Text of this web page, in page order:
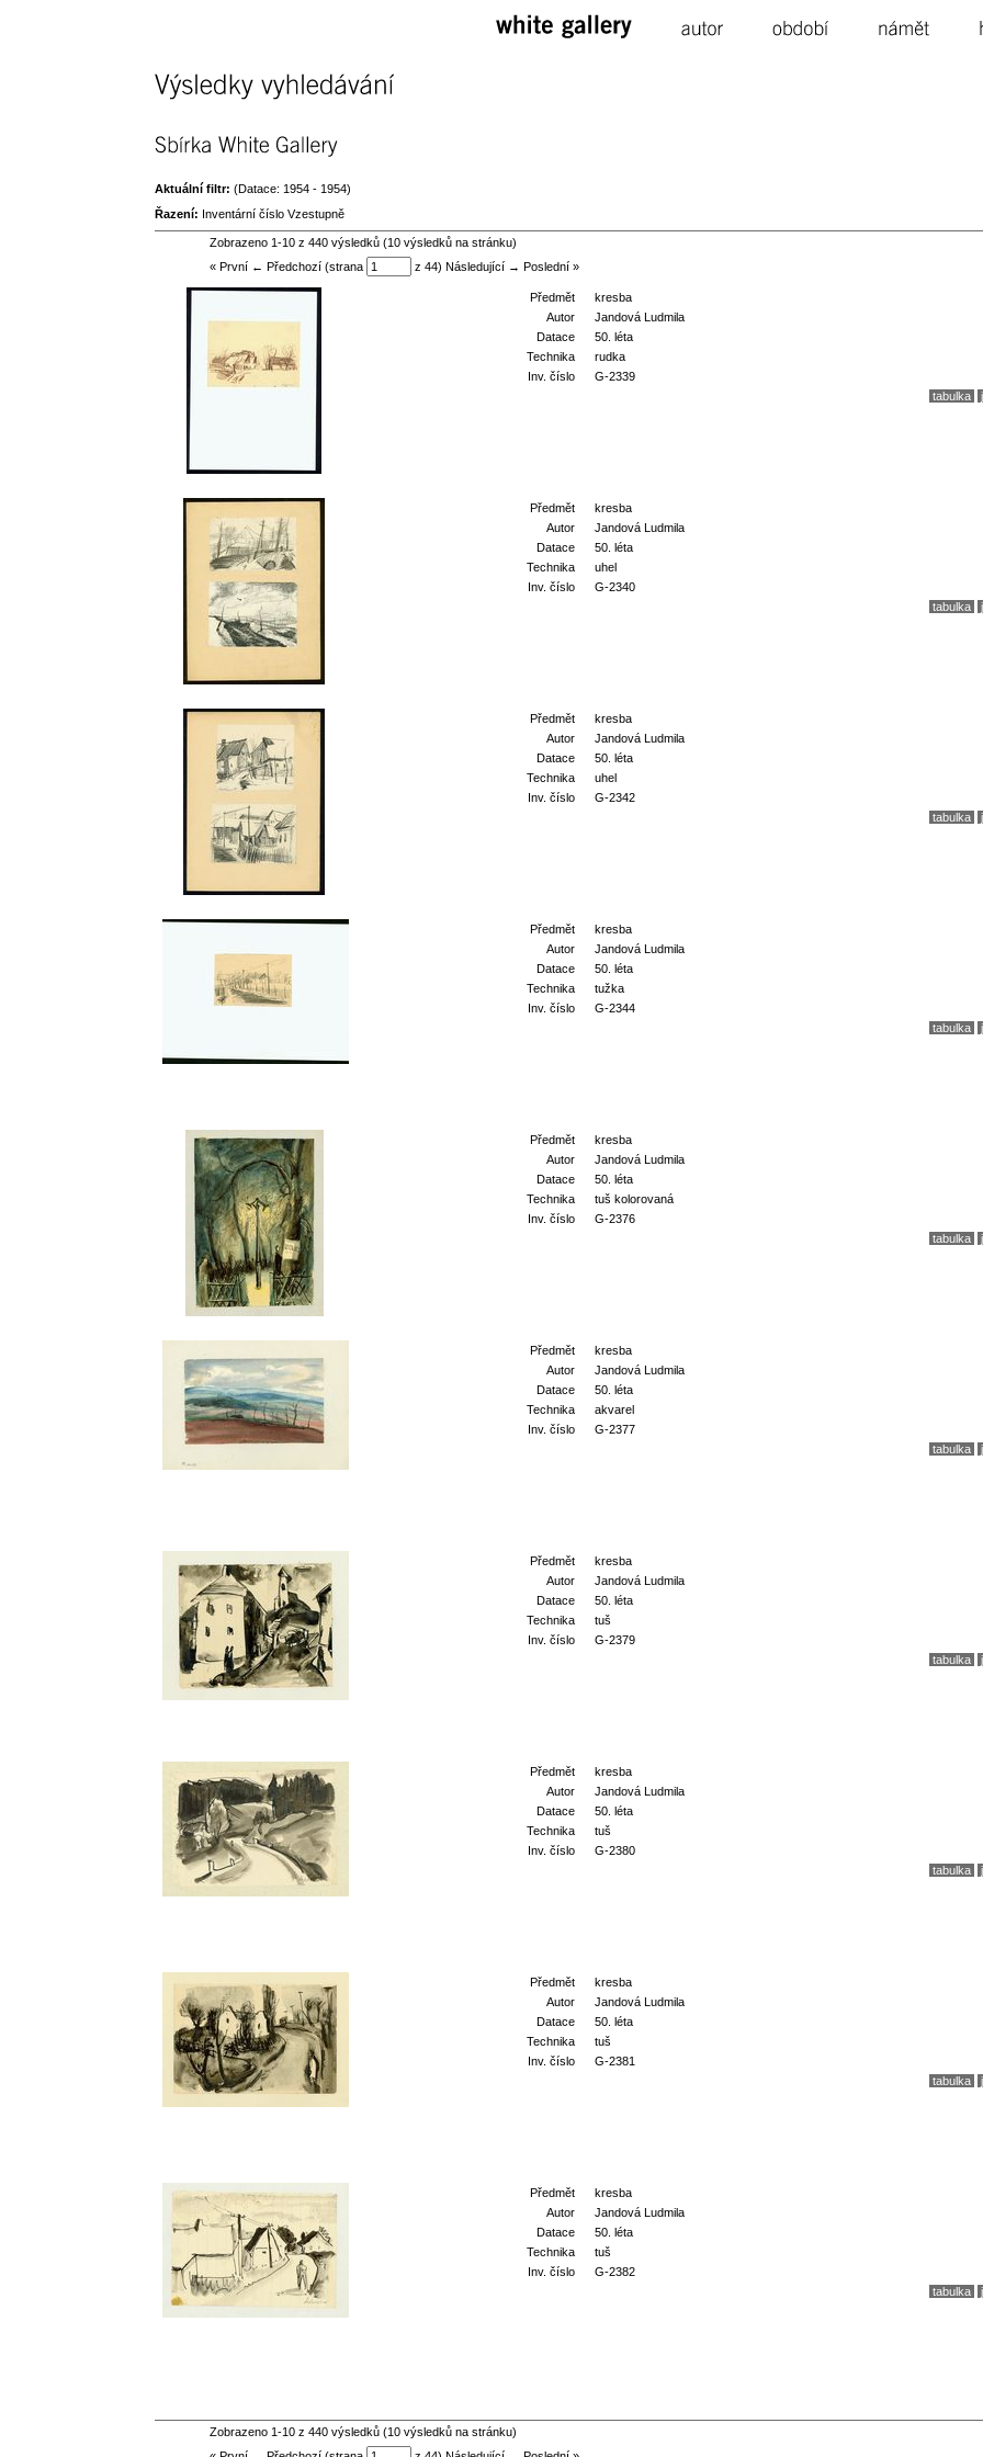
white gallery autor období námět
Výsledky vyhledávání
Sbírka White Gallery
Aktuální filtr: (Datace: 1954 - 1954)
Řazení: Inventární číslo Vzestupně
Zobrazeno 1-10 z 440 výsledků (10 výsledků na stránku)
« První ← Předchozí (strana
z 44) Následující → Poslední »
Předmět
kresba
Autor
Jandová Ludmila
Datace
50. léta
Technika
rudka
Inv. číslo
G-2339
tabulka
Předmět
kresba
Autor
Jandová Ludmila
Datace
50. léta
Technika
uhel
Inv. číslo
G-2340
tabulka
Předmět
kresba
Autor
Jandová Ludmila
Datace
50. léta
Technika
uhel
Inv. číslo
G-2342
tabulka
Předmět
kresba
Autor
Jandová Ludmila
Datace
50. léta
Technika
tužka
Inv. číslo
G-2344
tabulka
Předmět
kresba
Autor
Jandová Ludmila
Datace
50. léta
Technika
tuš kolorovaná
Inv. číslo
G-2376
tabulka
Předmět
kresba
Autor
Jandová Ludmila
Datace
50. léta
Technika
akvarel
Inv. číslo
G-2377
tabulka
Předmět
kresba
Autor
Jandová Ludmila
Datace
50. léta
Technika
tuš
Inv. číslo
G-2379
tabulka
Předmět
kresba
Autor
Jandová Ludmila
Datace
50. léta
Technika
tuš
Inv. číslo
G-2380
tabulka
Předmět
kresba
Autor
Jandová Ludmila
Datace
50. léta
Technika
tuš
Inv. číslo
G-2381
tabulka
Předmět
kresba
Autor
Jandová Ludmila
Datace
50. léta
Technika
tuš
Inv. číslo
G-2382
tabulka
Zobrazeno 1-10 z 440 výsledků (10 výsledků na stránku)